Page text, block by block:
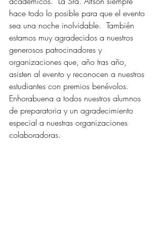
hace todo lo posible para que el evento
sea una noche inolvidable.  También
estamos muy agradecidos a nuestros
generosos patrocinadores y
organizaciones que, año tras año,
asisten al evento y reconocen a nuestros
estudiantes con premios benévolos.
Enhorabuena a todos nuestros alumnos
de preparatoria y un agradecimiento
especial a nuestras organizaciones
colaboradoras.